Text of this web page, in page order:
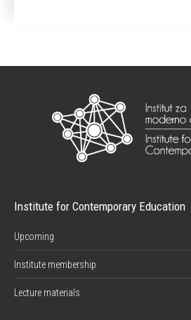
Institute for Contemporary Education
Upcoming
Institute membership
Lecture materials